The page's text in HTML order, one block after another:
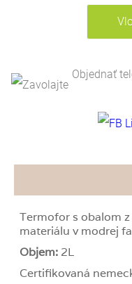
Objednať
Termofor s obalom
materiálu v modrej
Objem: 2L
Certifikovaná